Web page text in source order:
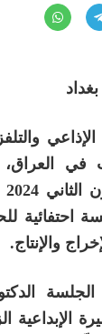
بغداد
في العراق،
احتفائية
والإنتاج.
الإبداعية